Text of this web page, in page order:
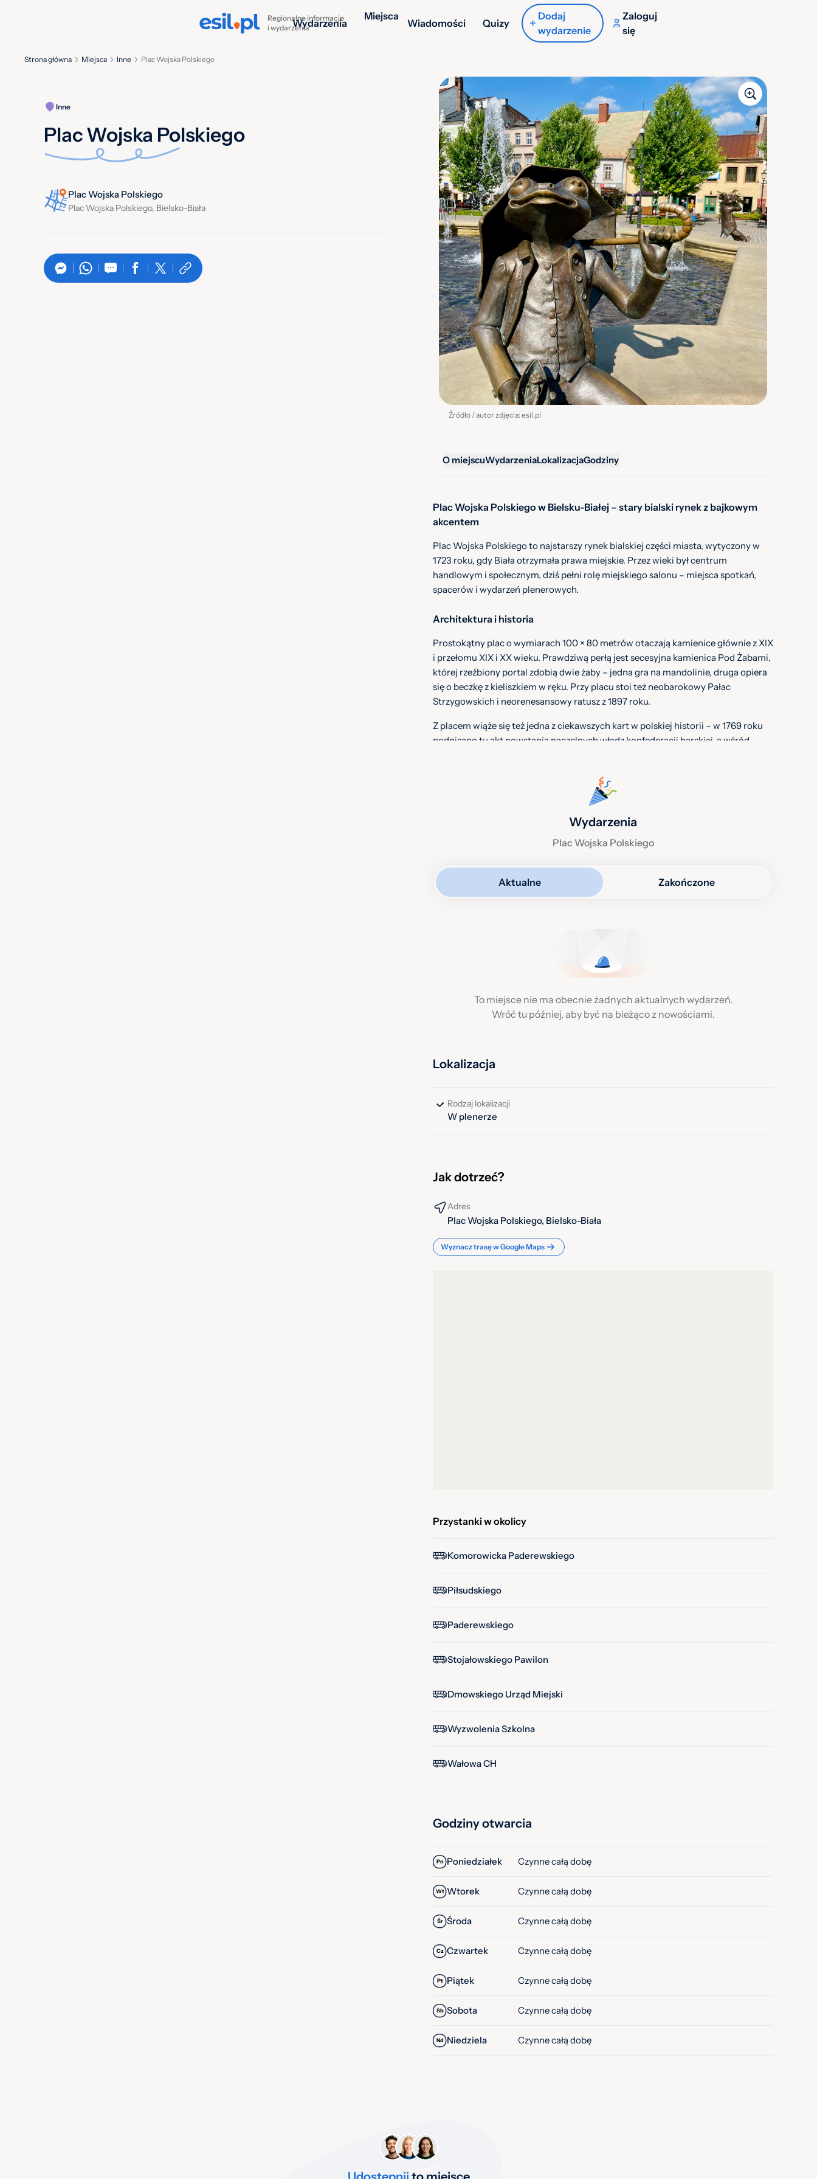
Regionalne informacje
i wydarzeniaWydarzenia
Miejsca
Wiadomości Quizy
Dodaj
wydarzenie
Zaloguj
się
Plac Wojska Polskiego
Inne
Miejsca
Strona główna
Inne
Plac Wojska Polskiego
Plac Wojska Polskiego
Plac Wojska Polskiego, Bielsko-Biała
Źródło / autor zdjęcia: esil.pl
O miejscuWydarzeniaLokalizacjaGodziny
Plac Wojska Polskiego w Bielsku-Białej – stary bialski rynek z bajkowym
akcentem
Plac Wojska Polskiego to najstarszy rynek bialskiej części miasta, wytyczony w
1723 roku, gdy Biała otrzymała prawa miejskie. Przez wieki był centrum
handlowym i społecznym, dziś pełni rolę miejskiego salonu – miejsca spotkań,
spacerów i wydarzeń plenerowych.
Architektura i historia
Prostokątny plac o wymiarach 100 × 80 metrów otaczają kamienice głównie z XIX
i przełomu XIX i XX wieku. Prawdziwą perłą jest secesyjna kamienica Pod Żabami,
której rzeźbiony portal zdobią dwie żaby – jedna gra na mandolinie, druga opiera
się o beczkę z kieliszkiem w ręku. Przy placu stoi też neobarokowy Pałac
Strzygowskich i neorenesansowy ratusz z 1897 roku.
Z placem wiąże się też jedna z ciekawszych kart w polskiej historii – w 1769 roku
podpisano tu akt powstania naczelnych władz konfederacji barskiej, a wśród
Dla fanów polskiej animacji plac ma dodatkową atrakcję – stoją tu pomniki
Baltazara Gąbki i Don Pedra z Krainy Deszczowców, bohaterów kultowych bajek
tworzonych przez bielskie Studio Filmów Rysunkowych.
Co tu się dzieje?
Wydarzenia
Plac Wojska Polskiego
Aktualne Zakończone
To miejsce nie ma obecnie żadnych aktualnych wydarzeń.
Wróć tu później, aby być na bieżąco z nowościami.
Lokalizacja
Rodzaj lokalizacji
W plenerze
Jak dotrzeć?
Adres
Plac Wojska Polskiego, Bielsko-Biała
Wyznacz trasę w Google Maps
Przystanki w okolicy
Komorowicka Paderewskiego
Piłsudskiego
Paderewskiego
Stojałowskiego Pawilon
Dmowskiego Urząd Miejski
Wyzwolenia Szkolna
Wałowa CH
Godziny otwarcia
Pn Poniedziałek Czynne całą dobę
Wt Wtorek Czynne całą dobę
Śr Środa Czynne całą dobę
Cz Czwartek Czynne całą dobę
Pt Piątek Czynne całą dobę
Sb Sobota Czynne całą dobę
Nd Niedziela Czynne całą dobę